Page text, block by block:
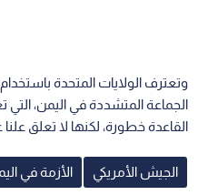
وتعترف الولايات المتحدة
الجماعة المتشددة في اليمن،
القاعدة خطورة، لكنها لا تعلق
الجيش الأمريكي الأزمة في